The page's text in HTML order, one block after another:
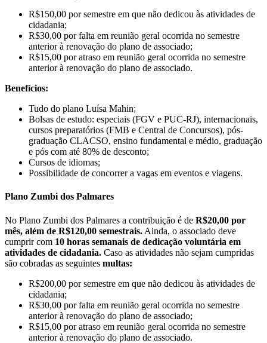
R$150,00 por semestre em que não dedicou às atividades de
cidadania;
R$30,00 por falta em reunião geral ocorrida no semestre
anterior à renovação do plano de associado;
R$15,00 por atraso em reunião geral ocorrida no semestre
anterior à renovação do plano de associado.
Benefícios:
Tudo do plano Luísa Mahin;
Bolsas de estudo: especiais (FGV e PUC-RJ), internacionais,
cursos preparatórios (FMB e Central de Concursos), pós-
graduação CLACSO, ensino fundamental e médio, graduação
e pós com até 80% de desconto;
Cursos de idiomas;
Possibilidade de concorrer a vagas em eventos e viagens.
Plano Zumbi dos Palmares
No Plano Zumbi dos Palmares a contribuição é de R$20,00 por
mês, além de R$120,00 semestrais. Ainda, o associado deve
cumprir com 10 horas semanais de dedicação voluntária em
atividades de cidadania. Caso as atividades não sejam cumpridas
são cobradas as seguintes multas:
R$200,00 por semestre em que não dedicou às atividades de
cidadania;
R$30,00 por falta em reunião geral ocorrida no semestre
anterior à renovação do plano de associado;
R$15,00 por atraso em reunião geral ocorrida no semestre
anterior à renovação do plano de associado.